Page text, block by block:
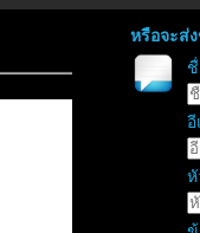
หรือจะส่
อี
หั